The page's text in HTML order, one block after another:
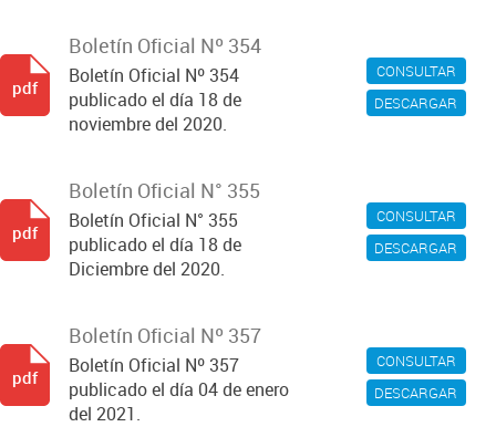
CONSULTAR
DESCARGAR
Boletín Oficial Nº 354
Boletín Oficial Nº 354
publicado el día 18 de
noviembre del 2020.
pdf
CONSULTAR
DESCARGAR
Boletín Oficial N° 355
Boletín Oficial N° 355
publicado el día 18 de
Diciembre del 2020.
pdf
CONSULTAR
DESCARGAR
Boletín Oficial Nº 357
Boletín Oficial Nº 357
publicado el día 04 de enero
del 2021.
pdf